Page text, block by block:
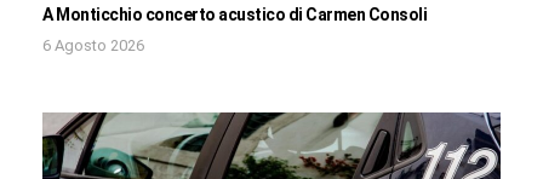
A Monticchio concerto acustico di Carmen Consoli
6 Agosto 2026